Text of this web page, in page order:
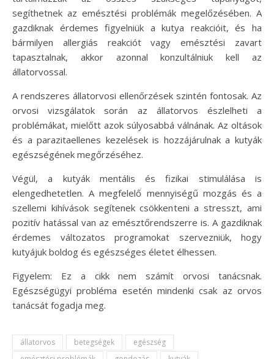
segíthetnek az emésztési problémák megelőzésében. A
gazdiknak érdemes figyelniük a kutya reakcióit, és ha
bármilyen allergiás reakciót vagy emésztési zavart
tapasztalnak, akkor azonnal konzultálniuk kell az
állatorvossal.
A rendszeres állatorvosi ellenőrzések szintén fontosak. Az
orvosi vizsgálatok során az állatorvos észlelheti a
problémákat, mielőtt azok súlyosabbá válnának. Az oltások
és a parazitaellenes kezelések is hozzájárulnak a kutyák
egészségének megőrzéséhez.
Végül, a kutyák mentális és fizikai stimulálása is
elengedhetetlen. A megfelelő mennyiségű mozgás és a
szellemi kihívások segítenek csökkenteni a stresszt, ami
pozitív hatással van az emésztőrendszerre is. A gazdiknak
érdemes változatos programokat szervezniük, hogy
kutyájuk boldog és egészséges életet élhessen.
Figyelem: Ez a cikk nem számít orvosi tanácsnak.
Egészségügyi probléma esetén mindenki csak az orvos
tanácsát fogadja meg.
állatorvos betegségek
egészség